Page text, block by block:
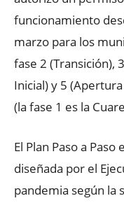
funcionamiento
marzo para los
fase 2 (Transición),
Inicial) y 5
(la fase 1 es la
El Plan Paso a
diseñada por el
pandemia según la